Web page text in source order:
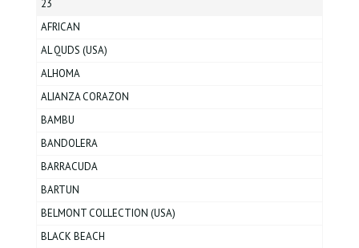
23
AFRICAN
AL QUDS (USA)
ALHOMA
ALIANZA CORAZON
BAMBU
BANDOLERA
BARRACUDA
BARTUN
BELMONT COLLECTION (USA)
BLACK BEACH